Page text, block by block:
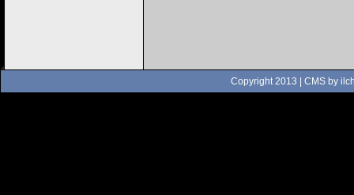
Copyright 2013 | CMS by